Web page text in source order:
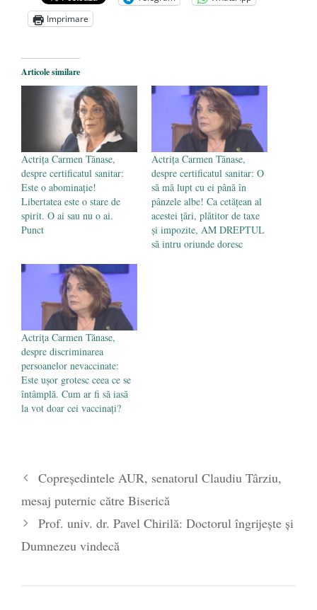
Zelensky
- 13 mai 2026
Statul care servește Națiunea
Legea Vexler produce efecte. Bustul
poetului Octavian Goga, înlăturat din Iași
- 16 aprilie 2026
Imprimare
Articole similare
Actrița Carmen Tănase,
despre certificatul sanitar:
Este o abominaţie!
Libertatea este o stare de
spirit. O ai sau nu o ai.
Punct
Actrița Carmen Tănase,
despre certificatul sanitar: O
să mă lupt cu ei până în
pânzele albe! Ca cetățean al
acestei țări, plătitor de taxe
și impozite, AM DREPTUL
să intru oriunde doresc
Actrița Carmen Tănase,
despre discriminarea
persoanelor nevaccinate:
Este ușor grotesc ceea ce se
întâmplă. Cum ar fi să iasă
la vot doar cei vaccinaţi?
Copreședintele AUR, senatorul Claudiu Târziu,
mesaj puternic către Biserică
Prof. univ. dr. Pavel Chirilă: Doctorul îngrijește și
Dumnezeu vindecă